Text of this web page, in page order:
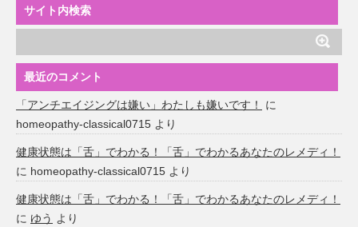
サイト内検索
最近のコメント
「アンチエイジングは嫌い」わたしも嫌いです！
に
homeopathy-classical0715 より
健康状態は「舌」でわかる！「舌」でわかるあなたのレメディ！
に homeopathy-classical0715 より
健康状態は「舌」でわかる！「舌」でわかるあなたのレメディ！
に ゆう より